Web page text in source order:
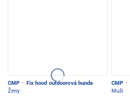
CMP ·
Fix hood outdoorová bunda
Ženy
CMP ·
Muži